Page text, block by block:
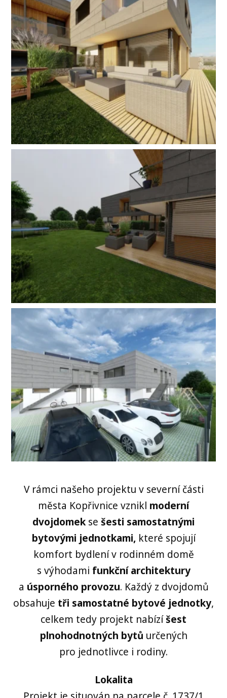
V rámci našeho projektu v severní části
města Kopřivnice vznikl moderní
dvojdomekse šesti samostatnými
bytovými jednotkami,které spojují
komfort bydlení v rodinném domě
s výhodami funkční architektury
a úsporného provozu. Každý z dvojdomů
obsahuje tři samostatné bytové jednotky,
celkem tedy projekt nabízíšest
plnohodnotných bytů určených
pro jednotlivce i rodiny.
Lokalita